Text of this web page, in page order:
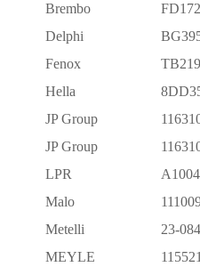
Brembo
Delphi
Fenox
Hella
JP Group
JP Group
LPR
Malo
Metelli
23-
MEYLE